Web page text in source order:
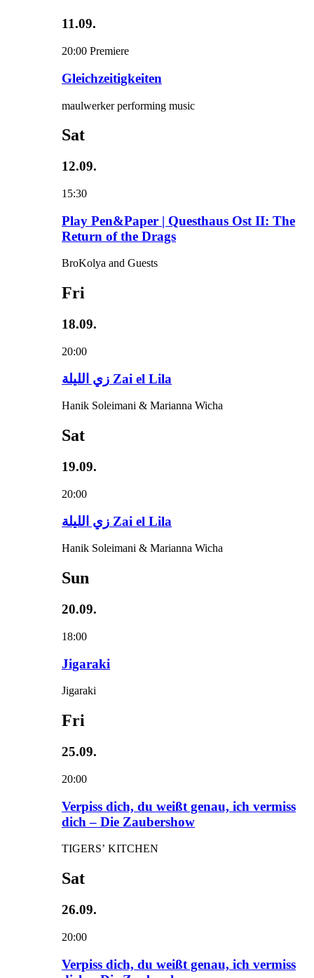
11.09.
20:00 Premiere
Gleichzeitigkeiten
maulwerker performing music
Sat
12.09.
15:30
Play Pen&Paper | Questhaus Ost II: The
Return of the Drags
BroKolya and Guests
Fri
18.09.
20:00
زي‌ اللیلة Zai el Lila
Hanik Soleimani & Marianna Wicha
Sat
19.09.
20:00
زي‌ اللیلة Zai el Lila
Hanik Soleimani & Marianna Wicha
Sun
20.09.
18:00
Jigaraki
Jigaraki
Fri
25.09.
20:00
Verpiss dich, du weißt genau, ich vermiss
dich – Die Zaubershow
TIGERS’ KITCHEN
Sat
26.09.
20:00
Verpiss dich, du weißt genau, ich vermiss